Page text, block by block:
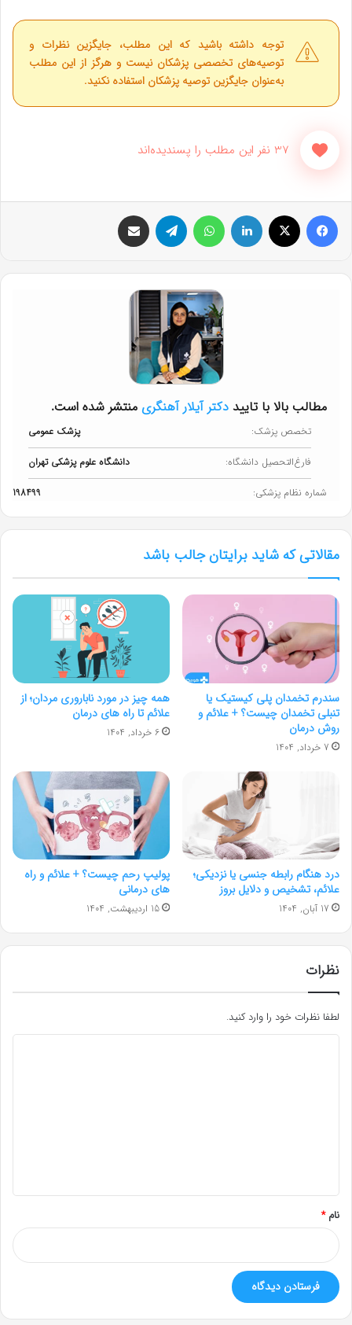
توجه داشته باشید که این مطلب، جایگزین نظرات و
توصیه‌های تخصصی پزشکان نیست و هرگز از این مطلب
به‌عنوان جایگزین توصیه پزشکان استفاده نکنید.
37 نفر این مطلب را پسندیده‌اند
مطالب بالا با تایید دکتر آیلار آهنگری منتشر شده است.
تخصص پزشک: پزشک عمومی
فارغ‌التحصیل دانشگاه: دانشگاه علوم پزشکی تهران
شماره نظام پزشکی: 198499
مقالاتی که شاید برایتان جالب باشد
سندرم تخمدان پلی کیستیک یا
تنبلی تخمدان چیست؟ + علائم و
روش درمان
7 خرداد, 1404
همه چیز در مورد ناباروری مردان؛ از
علائم تا راه های درمان
6 خرداد, 1404
درد هنگام رابطه جنسی یا نزدیکی؛
علائم، تشخیص و دلایل بروز
17 آبان, 1404
پولیپ رحم چیست؟ + علائم و راه‌
های درمانی
15 اردیبهشت, 1404
نظرات
لطفا نظرات خود را وارد کنید.
نام*